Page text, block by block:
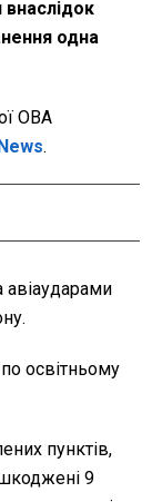
внаслідок
одна
ОВА
.
освітньому
пунктів,
9